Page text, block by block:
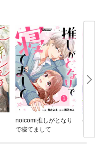
noicomi推しがとなり
で寝てまして
最